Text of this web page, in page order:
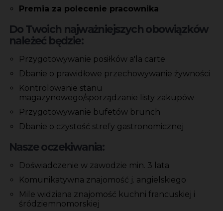
Premia za polecenie pracownika
Do Twoich najważniejszych obowiązków
należeć będzie:
Przygotowywanie posiłków a'la carte
Dbanie o prawidłowe przechowywanie żywności
Kontrolowanie stanu
magazynowego/sporządzanie listy zakupów
Przygotowywanie bufetów brunch
Dbanie o czystość strefy gastronomicznej
Nasze oczekiwania:
Doświadczenie w zawodzie min. 3 lata
Komunikatywna znajomość j. angielskiego
Mile widziana znajomość kuchni francuskiej i
śródziemnomorskiej